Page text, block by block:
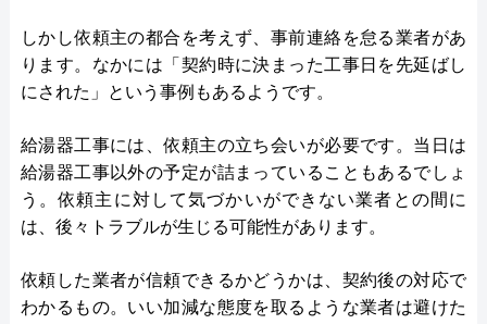
しかし依頼主の都合を考えず、事前連絡を怠る業者があ
ります。なかには「契約時に決まった工事日を先延ばし
にされた」という事例もあるようです。
給湯器工事には、依頼主の立ち会いが必要です。当日は
給湯器工事以外の予定が詰まっていることもあるでしょ
う。依頼主に対して気づかいができない業者との間に
は、後々トラブルが生じる可能性があります。
依頼した業者が信頼できるかどうかは、契約後の対応で
わかるもの。いい加減な態度を取るような業者は避けた